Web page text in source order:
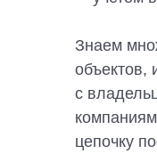
Знаем
объектов,
с
цепочку